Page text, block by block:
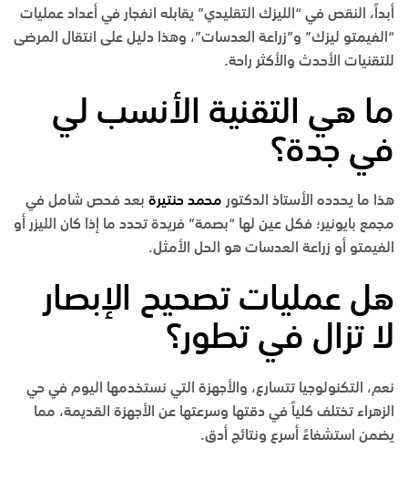
أبداً، النقص في “الليزك التقليدي” يقابله انفجار في أعداد عمليات
“الفيمتو ليزك” و”زراعة العدسات”، وهذا دليل على انتقال المرضى
للتقنيات الأحدث والأكثر راحة.
ما هي التقنية الأنسب لي
في جدة؟
هذا ما يحدده الأستاذ الدكتور محمد حنتيرة بعد فحص شامل في
مجمع بايونير؛ فكل عين لها “بصمة” فريدة تحدد ما إذا كان الليزر أو
الفيمتو أو زراعة العدسات هو الحل الأمثل.
هل عمليات تصحيح الإبصار
لا تزال في تطور؟
نعم، التكنولوجيا تتسارع، والأجهزة التي نستخدمها اليوم في حي
الزهراء تختلف كلياً في دقتها وسرعتها عن الأجهزة القديمة، مما
يضمن استشفاءً أسرع ونتائج أدق.